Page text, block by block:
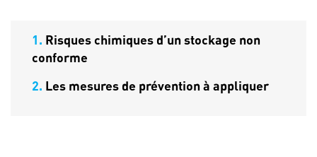
1. Risques chimiques d’un stockage non
conforme
2. Les mesures de prévention à appliquer